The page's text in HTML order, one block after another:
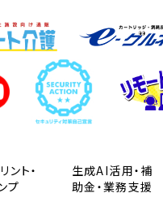
ント・
プ
生成AI活用・補
助金・業務支援